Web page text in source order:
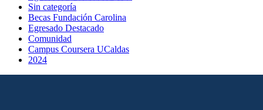
Sin categoría
Becas Fundación Carolina
Egresado Destacado
Comunidad
Campus Coursera UCaldas
2024